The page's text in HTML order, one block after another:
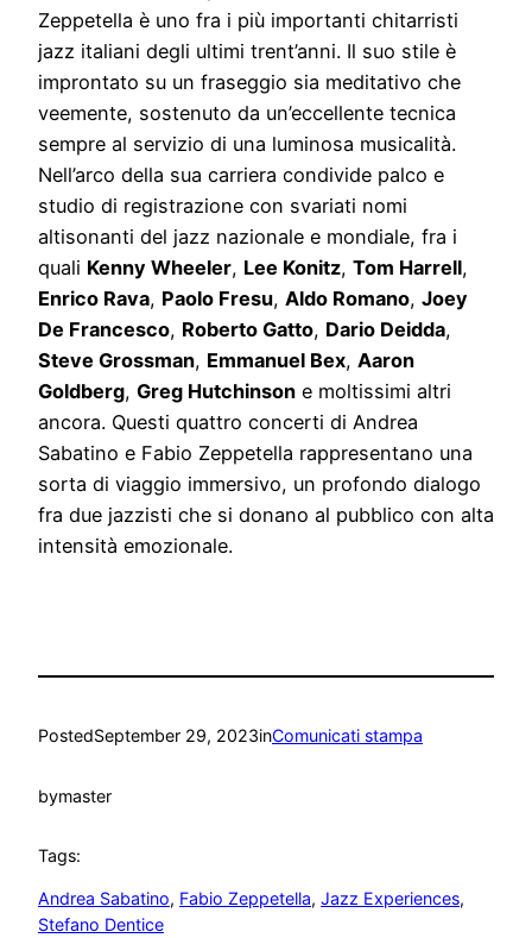
Zeppetella è uno fra i più importanti chitarristi
jazz italiani degli ultimi trent’anni. Il suo stile è
improntato su un fraseggio sia meditativo che
veemente, sostenuto da un’eccellente tecnica
sempre al servizio di una luminosa musicalità.
Nell’arco della sua carriera condivide palco e
studio di registrazione con svariati nomi
altisonanti del jazz nazionale e mondiale, fra i
quali Kenny Wheeler, Lee Konitz, Tom Harrell,
Enrico Rava, Paolo Fresu, Aldo Romano, Joey
De Francesco, Roberto Gatto, Dario Deidda,
Steve Grossman, Emmanuel Bex, Aaron
Goldberg, Greg Hutchinson e moltissimi altri
ancora. Questi quattro concerti di Andrea
Sabatino e Fabio Zeppetella rappresentano una
sorta di viaggio immersivo, un profondo dialogo
fra due jazzisti che si donano al pubblico con alta
intensità emozionale.
PostedSeptember 29, 2023inComunicati stampa
bymaster
Tags:
Andrea Sabatino, Fabio Zeppetella, Jazz Experiences
Stefano Dentice